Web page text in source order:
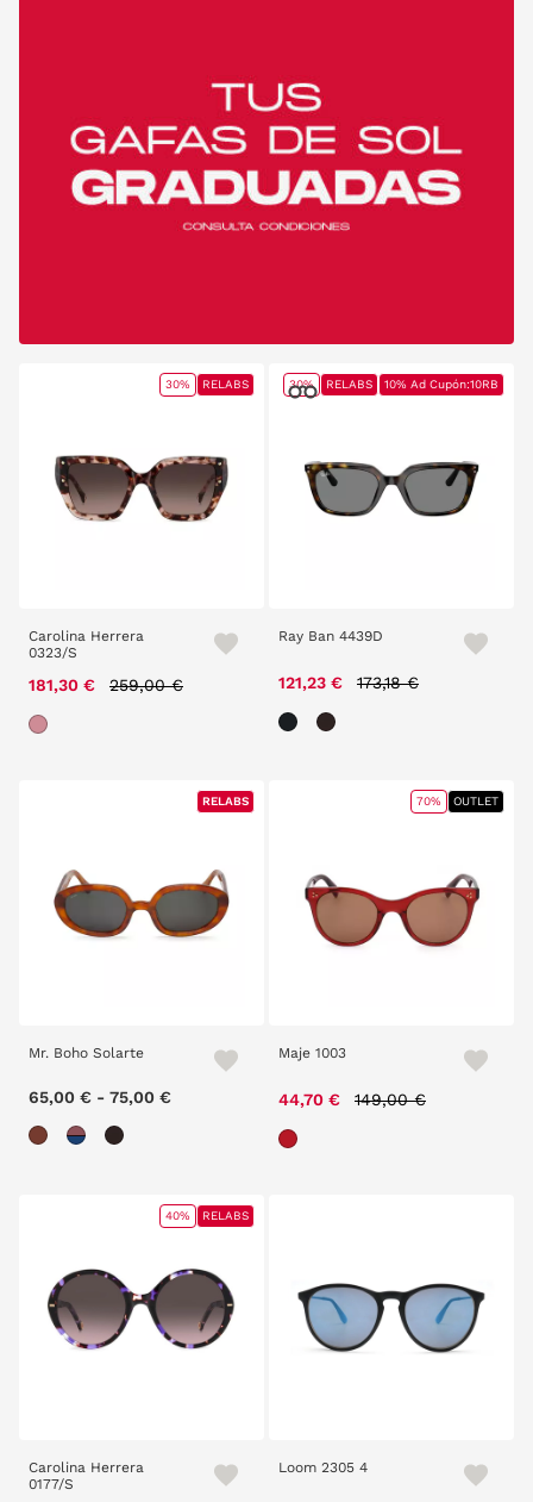
Carolina Herrera
0323/S
181,30 € Price reduced from
259,00 €
30% RELABS
Ray Ban 4439D
121,23 € Price reduced from
173,18 €
30% RELABS 10% Ad Cupón:10RB
Mr. Boho Solarte
65,00 €
RELABS
- 75,00 €
RELABS
Maje 1003
44,70 € Price reduced from
149,00 €
70% OUTLET
Carolina Herrera
0177/S
40% RELABS
Loom 2305 4